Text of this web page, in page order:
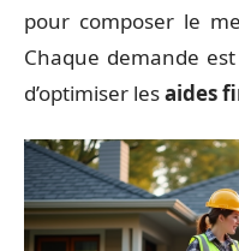
pour composer le
Chaque demande
d’optimiser lesaides